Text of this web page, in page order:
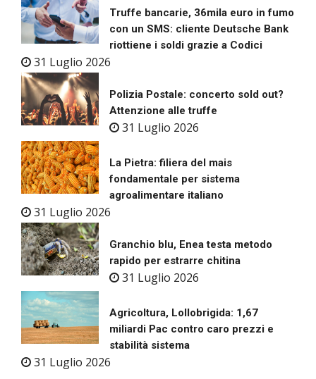
Truffe bancarie, 36mila euro in fumo
con un SMS: cliente Deutsche Bank
riottiene i soldi grazie a Codici
31 Luglio 2026
Polizia Postale: concerto sold out?
Attenzione alle truffe
31 Luglio 2026
La Pietra: filiera del mais
fondamentale per sistema
agroalimentare italiano
31 Luglio 2026
Granchio blu, Enea testa metodo
rapido per estrarre chitina
31 Luglio 2026
Agricoltura, Lollobrigida: 1,67
miliardi Pac contro caro prezzi e
stabilità sistema
31 Luglio 2026